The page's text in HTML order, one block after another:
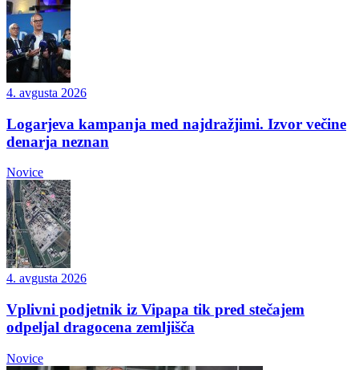
4. avgusta 2026
Logarjeva kampanja med najdražjimi. Izvor večine
denarja neznan
Novice
4. avgusta 2026
Vplivni podjetnik iz Vipapa tik pred stečajem
odpeljal dragocena zemljišča
Novice